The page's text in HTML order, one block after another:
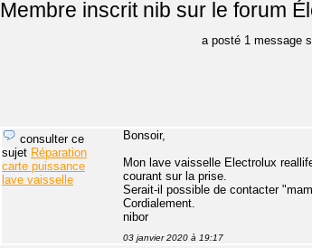
Membre inscritnib sur le forum
a posté 1 message
Bonsoir,
Mon lave vaisselle Electrolux
courant sur la prise.
Serait-il possible de contacter
Cordialement.
nibor
03 janvier 2020 à 19:17
consulter ce
sujet Réparation
carte puissance
lave vaisselle